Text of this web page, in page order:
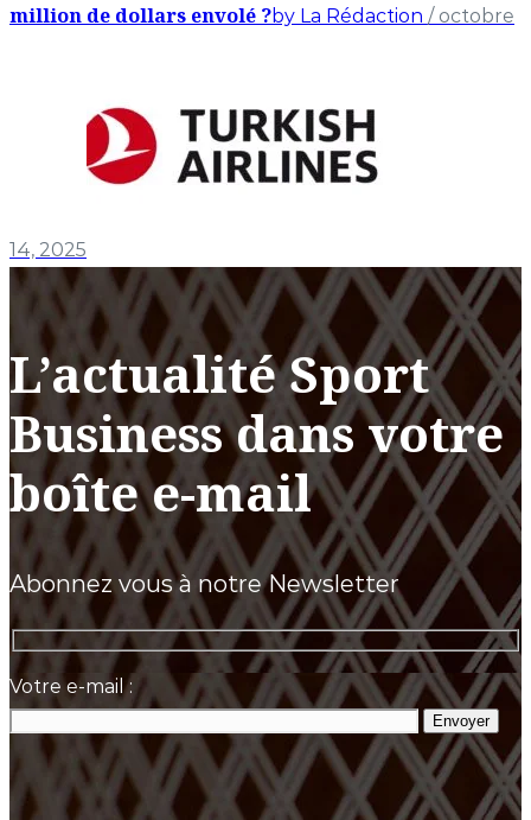
million de dollars envolé ?by La Rédaction / octobre
14, 2025
L’actualité Sport
Business dans votre
boîte e-mail
Abonnez vous à notre Newsletter
Votre e-mail :